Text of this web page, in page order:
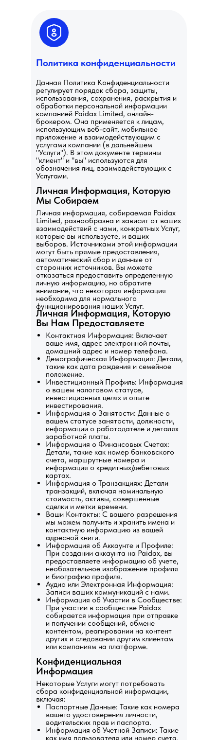
Политика конфиденциальности
Личная информация, собираемая Paidax
Limited, разнообразна и зависит от ваших
взаимодействий с нами, конкретных Услуг,
которые вы используете, и ваших
выборов. Источниками этой информации
могут быть прямые предоставления,
автоматический сбор и данные от
сторонних источников. Вы можете
отказаться предоставить определенную
личную информацию, но обратите
внимание, что некоторая информация
необходима для нормального
функционирования наших Услуг.
Личная Информация, Которую
Мы Собираем
Контактная Информация: Включает
ваше имя, адрес электронной почты,
домашний адрес и номер телефона.
Демографическая Информация: Детали,
такие как дата рождения и семейное
положение.
Инвестиционный Профиль: Информация
о вашем налоговом статусе,
инвестиционных целях и опыте
инвестирования.
Информация о Занятости: Данные о
вашем статусе занятости, должности,
информации о работодателе и деталях
заработной платы.
Информация о Финансовых Счетах:
Детали, такие как номер банковского
счета, маршрутные номера и
информация о кредитных/дебетовых
картах.
Информация о Транзакциях: Детали
транзакций, включая номинальную
стоимость, активы, совершенные
сделки и метки времени.
Ваши Контакты: С вашего разрешения
мы можем получить и хранить имена и
контактную информацию из вашей
адресной книги.
Информация об Аккаунте и Профиле:
При создании аккаунта на Paidax, вы
предоставляете информацию об учете,
необязательное изображение профиля
и биографию профиля.
Аудио или Электронная Информация:
Записи ваших коммуникаций с нами.
Информация об Участии в Сообществе:
При участии в сообществе Paidax
собирается информация при отправке
и получении сообщений, обмене
контентом, реагировании на контент
других и следовании другим клиентам
или компаниям на платформе.
Личная Информация, Которую
Вы Нам Предоставляете
Некоторые Услуги могут потребовать
сбора конфиденциальной информации,
включая:
Паспортные Данные: Такие как номера
вашего удостоверения личности,
водительских прав и паспорта.
Информация об Учетной Записи: Такие
как имя пользователя или номер счета.
Конфиденциальная
Информация
Данная Политика Конфиденциальности
регулирует порядок сбора, защиты,
использования, сохранения, раскрытия и
обработки персональной информации
компанией Paidax Limited, онлайн-
брокером. Она применяется к лицам,
использующим веб-сайт, мобильное
приложение и взаимодействующим с
услугами компании (в дальнейшем
"Услуги"). В этом документе термины
"клиент" и "вы" используются для
обозначения лиц, взаимодействующих с
Услугами.